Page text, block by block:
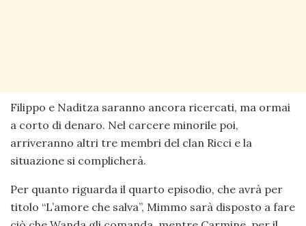
Filippo e Naditza saranno ancora ricercati, ma ormai
a corto di denaro. Nel carcere minorile poi,
arriveranno altri tre membri del clan Ricci e la
situazione si complicherà.
Per quanto riguarda il quarto episodio, che avrà per
titolo “L’amore che salva”, Mimmo sarà disposto a fare